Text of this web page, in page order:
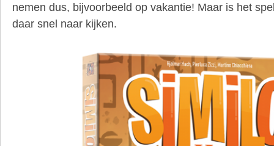
nemen dus, bijvoorbeeld op vakantie! Maar is het
daar snel naar kijken.